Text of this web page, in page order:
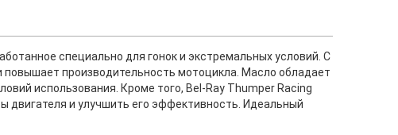
специально для гонок и экстремальных условий. С
повышает производительность мотоцикла. Масло обладает
использования. Кроме того, Bel-Ray Thumper Racing
двигателя и улучшить его эффективность. Идеальный